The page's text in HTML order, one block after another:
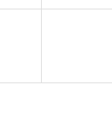
姉妹の韓国ド